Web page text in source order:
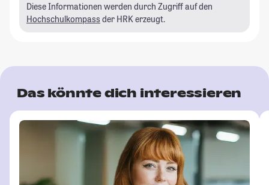
Diese Informationen werden durch Zugriff auf den
Hochschulkompass der HRK erzeugt.
Das könnte dich interessieren